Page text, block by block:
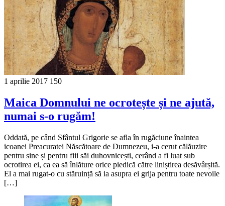
1 aprilie 2017 150
Maica Domnului ne ocrotește și ne ajută,
numai s-o rugăm!
Oddată, pe când Sfântul Grigorie se afla în rugăciune înaintea
icoanei Preacuratei Născătoare de Dumnezeu, i-a cerut călăuzire
pentru sine și pentru fiii săi duhovnicești, cerând a fi luat sub
ocrotirea ei, ca ea să înlăture orice piedică către liniștirea desăvârșită.
El a mai rugat-o cu stăruință să ia asupra ei grija pentru toate nevoile
[…]